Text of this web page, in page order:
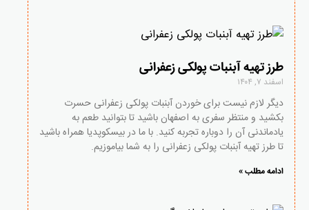
طرز تهیه آبنبات پولکی زعفرانی
اسفند ۷, ۱۴۰۴
دیگر لازم نیست برای خوردن آبنبات پولکی زعفرانی حسرت
بکشید و منتظر سفری به اصفهان باشید تا بتوانید طعم به
یادماندنی آن را دوباره تجربه کنید. با ما در بیسکوپدیا همراه باشید
تا طرز تهیه آبنبات پولکی زعفرانی را به شما بیاموزیم.
ادامه مطلب »